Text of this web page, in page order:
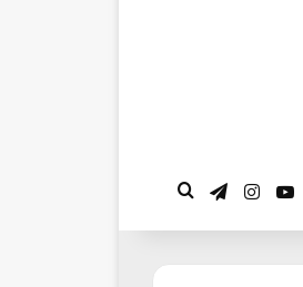
لينكدإن‫YouTubeانستقرام
تيلقرام